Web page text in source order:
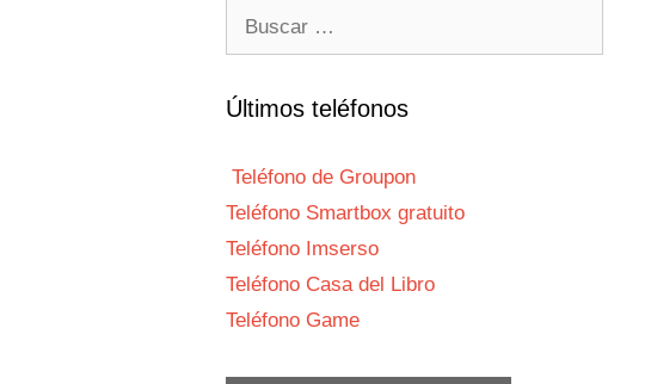
Últimos teléfonos
Teléfono de Groupon
Teléfono Smartbox gratuito
Teléfono Imserso
Teléfono Casa del Libro
Teléfono Game